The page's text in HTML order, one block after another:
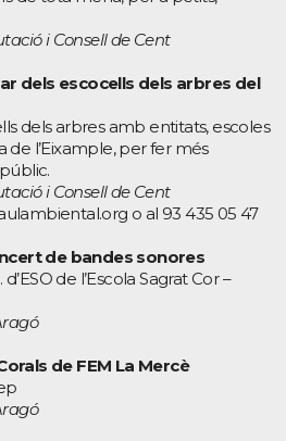
i Consell de Cent
dels escocells dels arbres del
dels arbres amb entitats, escoles
l’Eixample, per fer més
i Consell de Cent
o al 93 435 05 47
de bandes sonores
de l’Escola Sagrat Cor –
de FEM La Mercè